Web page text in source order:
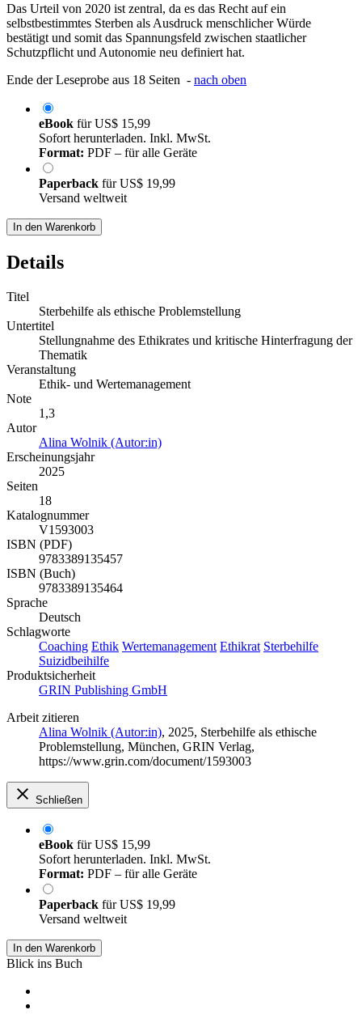
Das Urteil von 2020 ist zentral, da es das Recht auf ein
selbstbestimmtes Sterben als Ausdruck menschlicher Würde
bestätigt und somit das Spannungsfeld zwischen staatlicher
Schutzpflicht und Autonomie neu definiert hat.
Ende der Leseprobe aus 18 Seiten - nach oben
eBook fürUS$ 15,99
Sofort herunterladen. Inkl. MwSt.
Format: PDF – für alle Geräte
Paperback fürUS$ 19,99
Versand weltweit
In den Warenkorb
Details
Titel
Sterbehilfe als ethische Problemstellung
Untertitel
Stellungnahme des Ethikrates und kritische Hinterfragung der
Thematik
Veranstaltung
Ethik- und Wertemanagement
Note
1,3
Autor
Alina Wolnik (Autor:in)
Erscheinungsjahr
2025
Seiten
18
Katalognummer
V1593003
ISBN (PDF)
9783389135457
ISBN (Buch)
9783389135464
Sprache
Deutsch
Schlagworte
Coaching Ethik Wertemanagement Ethikrat Sterbehilfe
Suizidbeihilfe
Produktsicherheit
GRIN Publishing GmbH
Arbeit zitieren
Alina Wolnik (Autor:in), 2025, Sterbehilfe als ethische
Problemstellung, München, GRIN Verlag,
https://www.grin.com/document/1593003
Schließen
eBook fürUS$ 15,99
Sofort herunterladen. Inkl. MwSt.
Format: PDF – für alle Geräte
Paperback fürUS$ 19,99
Versand weltweit
In den Warenkorb
Blick ins Buch